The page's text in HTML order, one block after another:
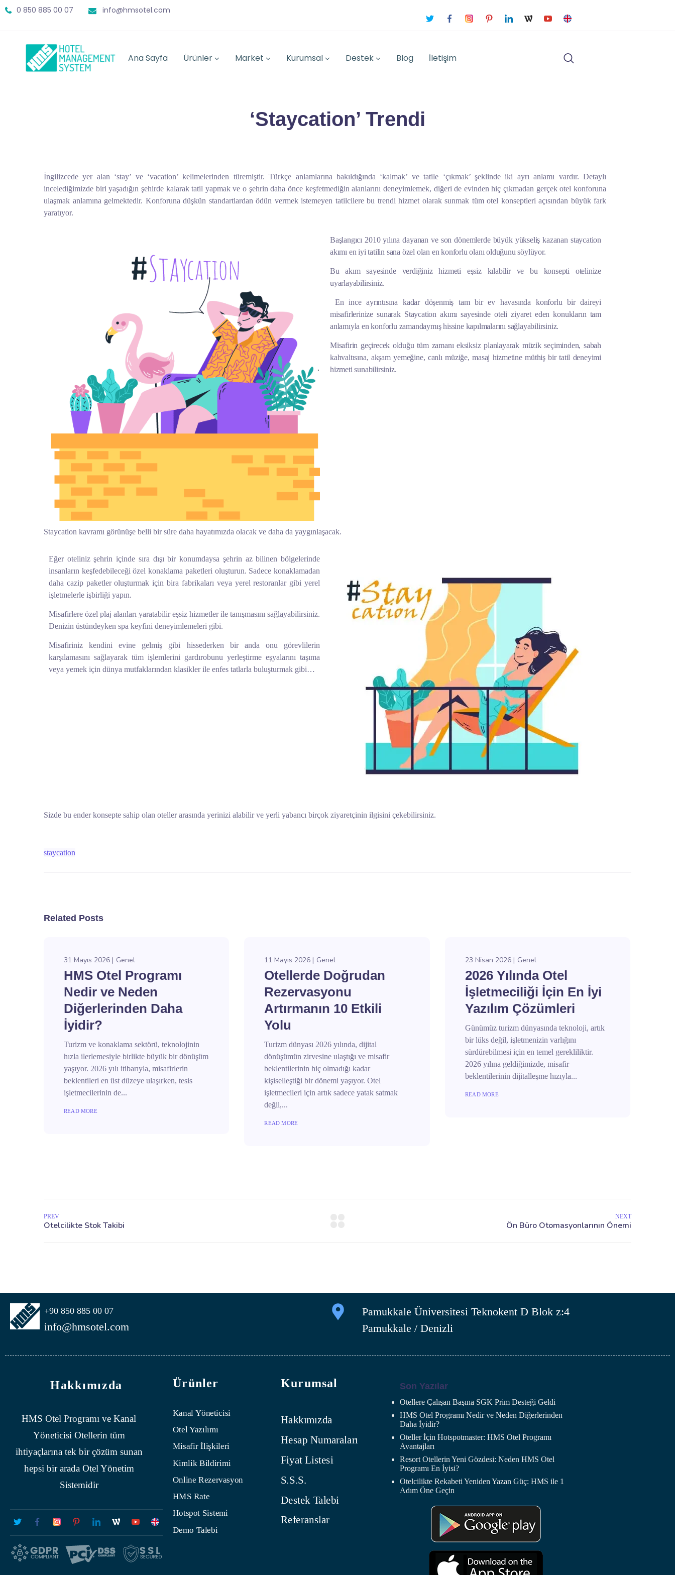
0 850 885 00 07 info@hmsotel.com
Ana Sayfa Ürünler Market Kurumsal Destek Blog İletişim
‘Staycation’ Trendi
İngilizcede yer alan ‘stay’ ve ‘vacation’ kelimelerinden türemiştir. Türkçe anlamlarına bakıldığında ‘kalmak’ ve tatile ‘çıkmak’ şeklinde iki ayrı anlamı vardır. Detaylı
incelediğimizde biri yaşadığın şehirde kalarak tatil yapmak ve o şehrin daha önce keşfetmediğin alanlarını deneyimlemek, diğeri de evinden hiç çıkmadan gerçek otel konforuna
ulaşmak anlamına gelmektedir. Konforuna düşkün standartlardan ödün vermek istemeyen tatilcilere bu trendi hizmet olarak sunmak tüm otel konseptleri açısından büyük fark
yaratıyor.
Başlangıcı 2010 yılına dayanan ve son dönemlerde büyük yükseliş kazanan staycation
akımı en iyi tatilin sana özel olan en konforlu olanı olduğunu söylüyor.
Bu akım sayesinde verdiğiniz hizmeti eşsiz kılabilir ve bu konsepti otelinize
uyarlayabilirsiniz.
En ince ayrıntısına kadar döşenmiş tam bir ev havasında konforlu bir daireyi
misafirlerinize sunarak Staycation akımı sayesinde oteli ziyaret eden konukların tam
anlamıyla en konforlu zamandaymış hissine kapılmalarını sağlayabilirsiniz.
Misafirin geçirecek olduğu tüm zamanı eksiksiz planlayarak müzik seçiminden, sabah
kahvaltısına, akşam yemeğine, canlı müziğe, masaj hizmetine müthiş bir tatil deneyimi
hizmeti sunabilirsiniz.
Staycation kavramı görünüşe belli bir süre daha hayatımızda olacak ve daha da yaygınlaşacak.
Eğer oteliniz şehrin içinde sıra dışı bir konumdaysa şehrin az bilinen bölgelerinde
insanların keşfedebileceği özel konaklama paketleri oluşturun. Sadece konaklamadan
daha cazip paketler oluşturmak için bira fabrikaları veya yerel restoranlar gibi yerel
işletmelerle işbirliği yapın.
Misafirlere özel plaj alanları yaratabilir eşsiz hizmetler ile tanışmasını sağlayabilirsiniz.
Denizin üstündeyken spa keyfini deneyimlemeleri gibi.
Misafiriniz kendini evine gelmiş gibi hissederken bir anda onu görevlilerin
karşılamasını sağlayarak tüm işlemlerini gardırobunu yerleştirme eşyalarını taşıma
veya yemek için dünya mutfaklarından klasikler ile enfes tatlarla buluşturmak gibi…
Sizde bu ender konsepte sahip olan oteller arasında yerinizi alabilir ve yerli yabancı birçok ziyaretçinin ilgisini çekebilirsiniz.
staycation
Related Posts
31 Mayıs 2026 Genel
HMS Otel Programı
Nedir ve Neden
Diğerlerinden Daha
İyidir?
Turizm ve konaklama sektörü, teknolojinin
hızla ilerlemesiyle birlikte büyük bir dönüşüm
yaşıyor. 2026 yılı itibarıyla, misafirlerin
beklentileri en üst düzeye ulaşırken, tesis
işletmecilerinin de...
READ MORE
11 Mayıs 2026 Genel
Otellerde Doğrudan
Rezervasyonu
Artırmanın 10 Etkili
Yolu
Turizm dünyası 2026 yılında, dijital
dönüşümün zirvesine ulaştığı ve misafir
beklentilerinin hiç olmadığı kadar
kişiselleştiği bir dönemi yaşıyor. Otel
işletmecileri için artık sadece yatak satmak
değil,...
READ MORE
23 Nisan 2026 Genel
2026 Yılında Otel
İşletmeciliği İçin En İyi
Yazılım Çözümleri
Günümüz turizm dünyasında teknoloji, artık
bir lüks değil, işletmenizin varlığını
sürdürebilmesi için en temel gerekliliktir.
2026 yılına geldiğimizde, misafir
beklentilerinin dijitalleşme hızıyla...
READ MORE
PREV NEXT
+90 850 885 00 07
info@hmsotel.com
Pamukkale Üniversitesi Teknokent D Blok z:4
Pamukkale / Denizli
Hakkımızda
HMSOtel Programı ve Kanal
Yöneticisi Otellerin tüm
ihtiyaçlarına tek bir çözüm sunan
hepsi bir arada Otel Yönetim
Sistemidir
Ürünler
Kanal Yöneticisi
Otel Yazılımı
Misafir İlişkileri
Kimlik Bildirimi
Online Rezervasyon
HMS Rate
Hotspot Sistemi
Demo Talebi
Kurumsal
Hakkımızda
Hesap Numaraları
Fiyat Listesi
S.S.S.
Destek Talebi
Referanslar
Son Yazılar
Otellere Çalışan Başına SGK Prim Desteği Geldi
HMS Otel Programı Nedir ve Neden Diğerlerinden
Daha İyidir?
Oteller İçin Hotspotmaster: HMS Otel Programı
Avantajları
Resort Otellerin Yeni Gözdesi: Neden HMS Otel
Programı En İyisi?
Otelcilikte Rekabeti Yeniden Yazan Güç: HMS ile 1
Adım Öne Geçin